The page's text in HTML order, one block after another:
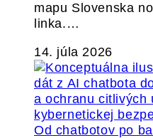
mapu Slovenska
linka.…
14. júla 2026
Od chatbotov po